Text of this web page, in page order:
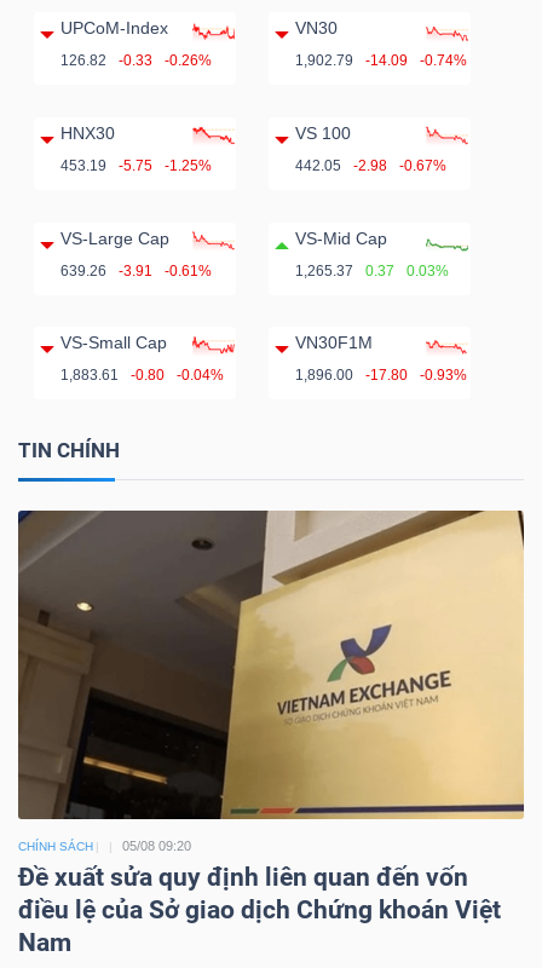
UPCoM-Index
126.82 -0.33 -0.26%
VN30
1,902.79 -14.09 -0.74%
HNX30
453.19 -5.75 -1.25%
VS 100
442.05 -2.98 -0.67%
VS-Large Cap
639.26 -3.91 -0.61%
VS-Mid Cap
1,265.37 0.37 0.03%
VS-Small Cap
1,883.61 -0.80 -0.04%
VN30F1M
1,896.00 -17.80 -0.93%
TIN CHÍNH
CHÍNH SÁCH 05/08 09:20
Đề xuất sửa quy định liên quan đến vốn
điều lệ của Sở giao dịch Chứng khoán Việt
Nam